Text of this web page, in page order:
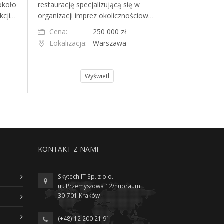
restaurację specjalizującą się w
organizacji imprez okolicznościow…
Cena:
250 000 zł
Lokalizacja:
Warszawa
Wyświetl
KONTAKT Z NAMI
Skytech IT Sp. z o.o.
ul. Przemysłowa 12/hubraum
30-701 Kraków
(+48) 12 200 21 91